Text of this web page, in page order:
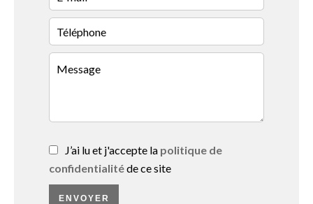
J’ai lu et j'accepte la politique de
confidentialitéde ce site
ENVOYER